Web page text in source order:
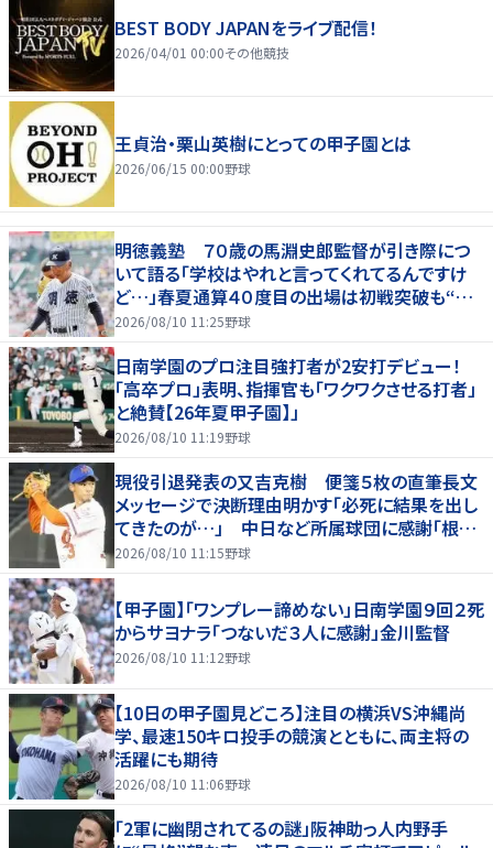
BEST BODY JAPANをライブ配信！
2026/04/01 00:00その他競技
王貞治・栗山英樹にとっての甲子園とは
2026/06/15 00:00野球
明徳義塾 ７０歳の馬淵史郎監督が引き際につ
いて語る「学校はやれと言ってくれてるんですけ
ど…」春夏通算４０度目の出場は初戦突破も“馬
淵節”炸裂
2026/08/10 11:25野球
日南学園のプロ注目強打者が2安打デビュー！
「高卒プロ」表明、指揮官も「ワクワクさせる打者」
と絶賛【26年夏甲子園】」
2026/08/10 11:19野球
現役引退発表の又吉克樹 便箋５枚の直筆長文
メッセージで決断理由明かす「必死に結果を出し
てきたのが…」 中日など所属球団に感謝「根気
強く指導してもらった」
2026/08/10 11:15野球
【甲子園】「ワンプレー諦めない」日南学園９回２死
からサヨナラ「つないだ３人に感謝」金川監督
2026/08/10 11:12野球
【10日の甲子園見どころ】注目の横浜VS沖縄尚
学、最速150キロ投手の競演とともに、両主将の
活躍にも期待
2026/08/10 11:06野球
「2軍に幽閉されてるの謎」阪神助っ人内野手